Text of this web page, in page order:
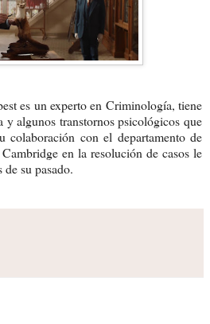
es un experto en Criminología, tiene
y algunos transtornos psicológicos que
con el departamento de
en la resolución de casos le
su pasado.